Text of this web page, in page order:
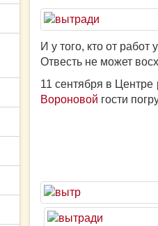
И у того, кто от работ
Отвесть не может
11 сентября в
Вороновой гости